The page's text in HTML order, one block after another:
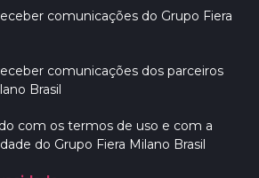
comunicações do Grupo Fiera
comunicações dos parceiros
Brasil
com os termos de uso e com a
do Grupo Fiera Milano Brasil